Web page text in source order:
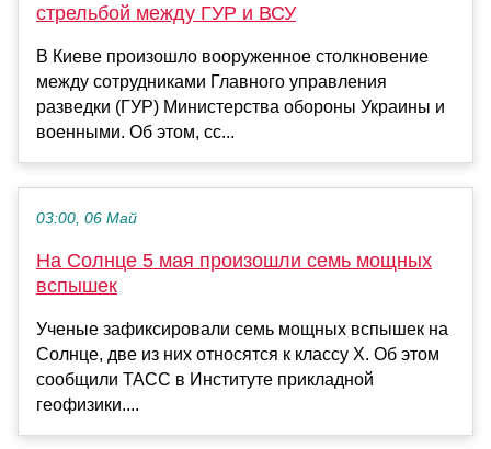
стрельбой между ГУР и ВСУ
В Киеве произошло вооруженное столкновение
между сотрудниками Главного управления
разведки (ГУР) Министерства обороны Украины и
военными. Об этом, сс...
03:00, 06 Май
На Солнце 5 мая произошли семь мощных
вспышек
Ученые зафиксировали семь мощных вспышек на
Солнце, две из них относятся к классу Х. Об этом
сообщили ТАСС в Институте прикладной
геофизики....